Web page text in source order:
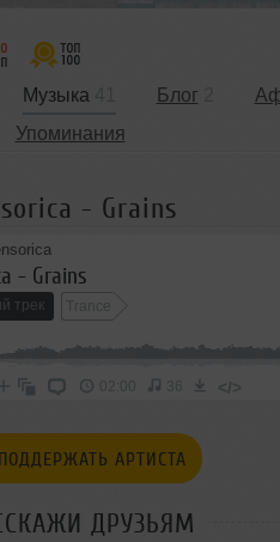
Музыка Блог
Упоминания
- Grains
- Grains
трек Trance
02:00 36 </>
АРТИСТА
ДРУЗЬЯМ